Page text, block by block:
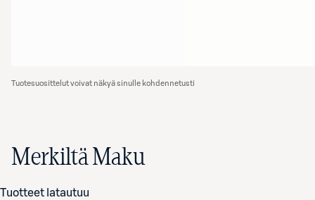
Tuotesuosittelut voivat näkyä sinulle kohdennetusti
Merkiltä Maku
Tuotteet latautuu